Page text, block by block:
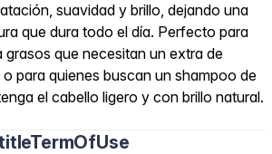
suavidad y brillo, dejando una
que dura todo el día. Perfecto para
grasos que necesitan un extra de
para quienes buscan un shampoo de
el cabello ligero y con brillo natural.